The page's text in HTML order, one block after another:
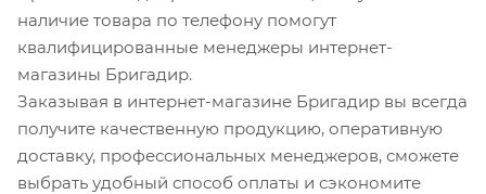
наличие товара по телефону помогут
квалифицированные менеджеры интернет-
магазины Бригадир.
Заказывая в интернет-магазине Бригадир вы всегда
получите качественную продукцию, оперативную
доставку, профессиональных менеджеров, сможете
выбрать удобный способ оплаты и сэкономите